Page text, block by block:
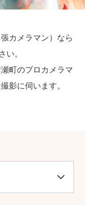
カメラマン）なら
。
町のプロカメラマ
影に伺います。